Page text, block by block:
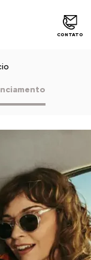
CONTATO